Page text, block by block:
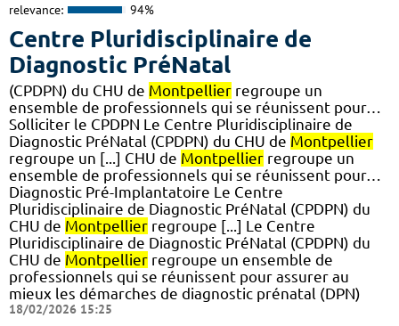
relevance: 94%
Centre Pluridisciplinaire de
Diagnostic PréNatal
(CPDPN) du CHU de Montpellier regroupe un
ensemble de professionnels qui se réunissent pour…
Solliciter le CPDPN Le Centre Pluridisciplinaire de
Diagnostic PréNatal (CPDPN) du CHU de Montpellier
regroupe un [...] CHU de Montpellier regroupe un
ensemble de professionnels qui se réunissent pour…
Diagnostic Pré-Implantatoire Le Centre
Pluridisciplinaire de Diagnostic PréNatal (CPDPN) du
CHU de Montpellier regroupe [...] Le Centre
Pluridisciplinaire de Diagnostic PréNatal (CPDPN) du
CHU de Montpellier regroupe un ensemble de
professionnels qui se réunissent pour assurer au
mieux les démarches de diagnostic prénatal (DPN)
18/02/2026 15:25